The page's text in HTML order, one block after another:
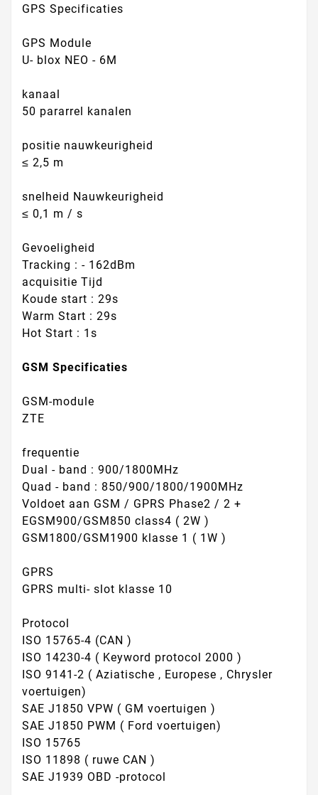
GPS Specificaties
GPS Module
U- blox NEO - 6M
kanaal
50 pararrel kanalen
positie nauwkeurigheid
≤ 2,5 m
snelheid Nauwkeurigheid
≤ 0,1 m / s
Gevoeligheid
Tracking : - 162dBm
acquisitie Tijd
Koude start : 29s
Warm Start : 29s
Hot Start : 1s
GSM Specificaties
GSM-module
ZTE
frequentie
Dual - band : 900/1800MHz
Quad - band : 850/900/1800/1900MHz
Voldoet aan GSM / GPRS Phase2 / 2 +
EGSM900/GSM850 class4 ( 2W )
GSM1800/GSM1900 klasse 1 ( 1W )
GPRS
GPRS multi- slot klasse 10
Protocol
ISO 15765-4 (CAN )
ISO 14230-4 ( Keyword protocol 2000 )
ISO 9141-2 ( Aziatische , Europese , Chrysler
voertuigen)
SAE J1850 VPW ( GM voertuigen )
SAE J1850 PWM ( Ford voertuigen)
ISO 15765
ISO 11898 ( ruwe CAN )
SAE J1939 OBD -protocol